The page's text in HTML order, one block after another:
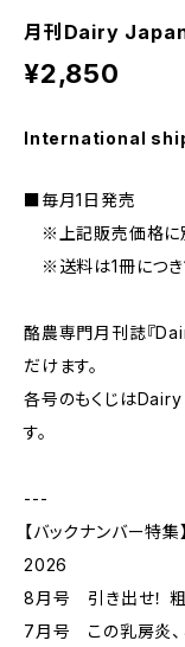
月刊Dairy Japan
¥2,850
International
■毎月1日発売
※上記販売価格に
※送料は1冊につき
酪農専門月刊誌『
だけます。
各号のもくじは
す。
---
【バックナンバー特集】
2026
8月号 引き出せ！
7月号 この乳房炎、